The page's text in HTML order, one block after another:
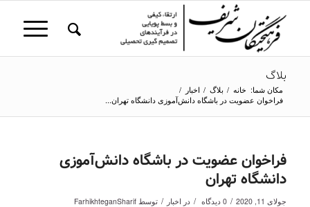
بلاگ
مکان شما: خانه / بلاگ / اخبار /
فراخوان عضویت در باشگاه دانش‌آموزی دانشگاه تهران...
فراخوان عضویت در باشگاه دانش‌آموزی
دانشگاه تهران
جولای 11, 2020 / 0 دیدگاه / در اخبار / توسط FarhikhteganSharif